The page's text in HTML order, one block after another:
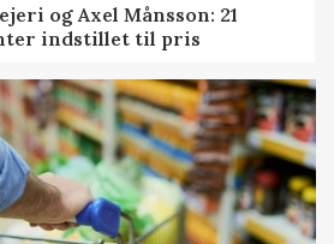
og Axel Månsson: 21
indstillet til pris